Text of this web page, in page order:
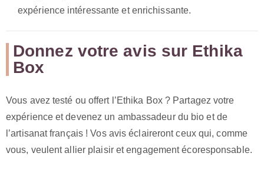
expérience intéressante et enrichissante.
Donnez votre avis sur Ethika
Box
Vous avez testé ou offert l’Ethika Box ? Partagez votre
expérience et devenez un ambassadeur du bio et de
l’artisanat français ! Vos avis éclaireront ceux qui, comme
vous, veulent allier plaisir et engagement écoresponsable.